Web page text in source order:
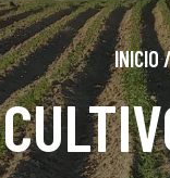
INICIO